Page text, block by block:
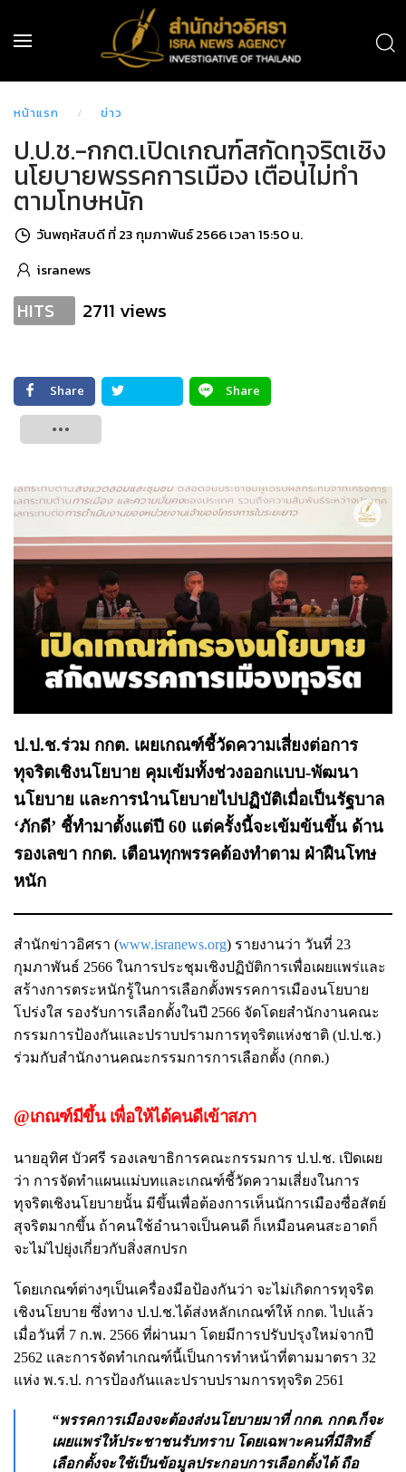
หน้าแรก ข่าว
ป.ป.ช.-กกต.เปิดเกณฑ์สกัดทุจริตเชิง
นโยบายพรรคการเมือง เตือนไม่ทำ
ตามโทษหนัก
วันพฤหัสบดี ที่ 23 กุมภาพันธ์ 2566 เวลา 15:50 น.
isranews
HITS 2711 views
Share
Share
ป.ป.ช.ร่วม กกต. เผยเกณฑ์ชี้วัดความเสี่ยงต่อการ
ทุจริตเชิงนโยบาย คุมเข้มทั้งช่วงออกแบบ-พัฒนา
นโยบาย และการนำนโยบายไปปฏิบัติเมื่อเป็นรัฐบาล
‘ภักดี’ ชี้ทำมาตั้งแต่ปี 60 แต่ครั้งนี้จะเข้มข้นขึ้น ด้าน
รองเลขา กกต. เตือนทุกพรรคต้องทำตาม ฝ่าฝืนโทษ
หนัก
สำนักข่าวอิศรา (www.isranews.org) รายงานว่า วันที่ 23
กุมภาพันธ์ 2566 ในการประชุมเชิงปฏิบัติการเพื่อเผยแพร่และ
สร้างการตระหนักรู้ในการเลือกตั้งพรรคการเมืองนโยบาย
โปร่งใส รองรับการเลือกตั้งในปี 2566 จัดโดยสำนักงานคณะ
กรรมการป้องกันและปราบปรามการทุจริตแห่งชาติ (ป.ป.ช.)
ร่วมกับสำนักงานคณะกรรมการการเลือกตั้ง (กกต.)
@เกณฑ์มีขึ้น เพื่อให้ได้คนดีเข้าสภา
นายอุทิศ บัวศรี รองเลขาธิการคณะกรรมการ ป.ป.ช. เปิดเผย
ว่า การจัดทำแผนแม่บทและเกณฑ์ชี้วัดความเสี่ยงในการ
ทุจริตเชิงนโยบายนั้น มีขึ้นเพื่อต้องการเห็นนัการเมืองซื่อสัตย์
สุจริตมากขึ้น ถ้าคนใช้อำนาจเป็นคนดี ก็เหมือนคนสะอาดก็
จะไม่ไปยุ่งเกี่ยวกับสิ่งสกปรก
โดยเกณฑ์ต่างๆเป็นเครื่องมือป้องกันว่า จะไม่เกิดการทุจริต
เชิงนโยบาย ซึ่งทาง ป.ป.ช.ได้ส่งหลักเกณฑ์ให้ กกต. ไปแล้ว
เมื่อวันที่ 7 ก.พ. 2566 ที่ผ่านมา โดยมีการปรับปรุงใหม่จากปี
2562 และการจัดทำเกณฑ์นี้เป็นการทำหน้าที่ตามมาตรา 32
แห่ง พ.ร.ป. การป้องกันและปราบปรามการทุจริต 2561
“พรรคการเมืองจะต้องส่งนโยบายมาที่ กกต. กกต.ก็จะ
เผยแพร่ให้ประชาชนรับทราบ โดยเฉพาะคนที่มีสิทธิ์
เลือกตั้งจะใช้เป็นข้อมูลประกอบการเลือกตั้งได้ ถือ